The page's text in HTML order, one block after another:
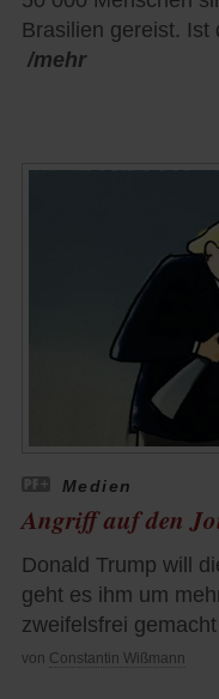
Brasilien gereist. Ist
/mehr
Medien
Angriff auf den
Donald Trump will
geht es ihm um
zweifelsfrei
von Constantin Wißmann